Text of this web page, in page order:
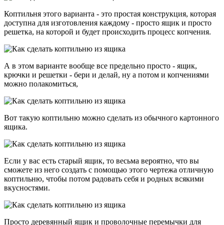
Коптильня этого варианта - это простая конструкция, которая
доступна для изготовления каждому - просто ящик и просто
решетка, на которой и будет происходить процесс копчения.
А в этом варианте вообще все предельно просто - ящик,
крючки и решетки - бери и делай, ну а потом и копчениями
можно полакомиться,
Вот такую коптильню можно сделать из обычного картонного
ящика.
Если у вас есть старый ящик, то весьма вероятно, что вы
сможете из него создать с помощью этого чертежа отличную
коптильню, чтобы потом радовать себя и родных всякими
вкусностями.
Просто деревянный ящик и проволочные перемычки для